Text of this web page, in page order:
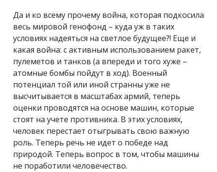
Да и ко всему прочему война, которая подкосила
весь мировой генофонд – куда уж в таких
условиях надеяться на светлое будущее?! Еще и
какая война: с активным использованием ракет,
пулеметов и танков (а впереди и того хуже –
атомные бомбы пойдут в ход). Военный
потенциал той или иной странны уже не
высчитывается в масштабах армий, теперь
оценки проводятся на основе машин, которые
стоят на учете противника. В этих условиях,
человек перестает отыгрывать свою важную
роль. Теперь речь не идет о победе над
природой. Теперь вопрос в том, чтобы машины
не поработили человечество.